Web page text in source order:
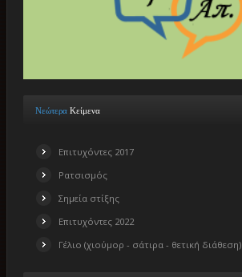
Νεώτερα Κείμενα
Επιτυχόντες 2017
Ρατσισμός
Σημεία στίξης
Επιτυχόντες 2022
Γέλιο (χιούμορ - σάτιρα - θετική διάθεση)